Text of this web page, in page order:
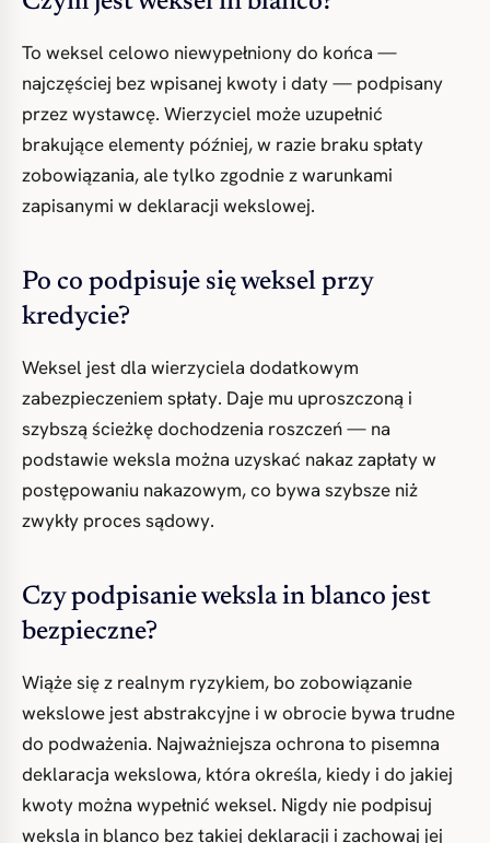
To weksel celowo niewypełniony do końca —
najczęściej bez wpisanej kwoty i daty — podpisany
przez wystawcę. Wierzyciel może uzupełnić
brakujące elementy później, w razie braku spłaty
zobowiązania, ale tylko zgodnie z warunkami
zapisanymi w deklaracji wekslowej.
Po co podpisuje się weksel przy
kredycie?
Weksel jest dla wierzyciela dodatkowym
zabezpieczeniem spłaty. Daje mu uproszczoną i
szybszą ścieżkę dochodzenia roszczeń — na
podstawie weksla można uzyskać nakaz zapłaty w
postępowaniu nakazowym, co bywa szybsze niż
zwykły proces sądowy.
Czy podpisanie weksla in blanco jest
bezpieczne?
Wiąże się z realnym ryzykiem, bo zobowiązanie
wekslowe jest abstrakcyjne i w obrocie bywa trudne
do podważenia. Najważniejsza ochrona to pisemna
deklaracja wekslowa, która określa, kiedy i do jakiej
kwoty można wypełnić weksel. Nigdy nie podpisuj
weksla in blanco bez takiej deklaracji i zachowaj jej